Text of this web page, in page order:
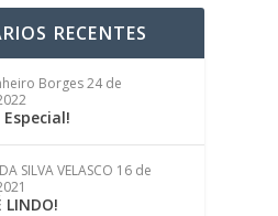
RECENTES
Borges24 de
SILVA VELASCO 16 de
LINDO!